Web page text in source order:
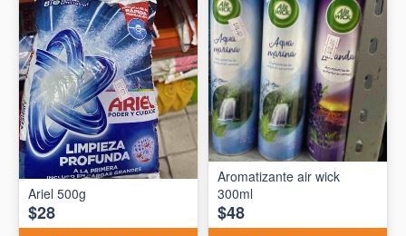
Ariel 500g
$28
Aromatizante air wick
300ml
$48